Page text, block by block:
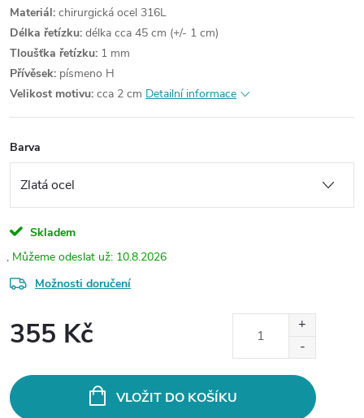
Materiál: chirurgická ocel 316L
Délka řetízku: délka cca 45 cm (+/- 1 cm)
Tloušťka řetízku: 1 mm
Přívěsek: písmeno H
Velikost motivu: cca 2 cm Detailní informace
Barva
Skladem
10.8.2026
Možnosti doručení
355 Kč
VLOŽIT DO KOŠÍKU